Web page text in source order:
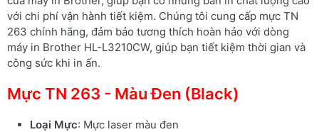
với chi phí vận hành tiết kiệm. Chúng tôi cung cấp mực TN
263 chính hãng, đảm bảo tương thích hoàn hảo với dòng
máy in Brother HL-L3210CW, giúp bạn tiết kiệm thời gian và
công sức khi in ấn.
Mực TN 263 - Màu Đen (Black)
Loại Mực: Mực laser màu đen